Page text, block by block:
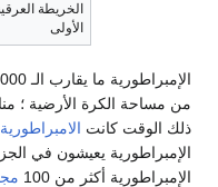
الخريطة
الأولى
من مساحة الكرة الأرضية ؛
ذلك الوقت كانت
الإمبراطورية يعيشون في
الإمبراطورية أكثر من 100